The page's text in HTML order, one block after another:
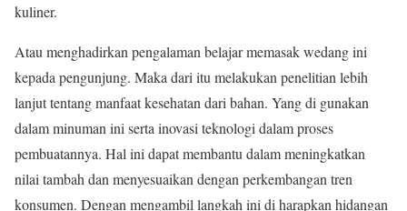
kuliner.
Atau menghadirkan pengalaman belajar memasak wedang ini
kepada pengunjung. Maka dari itu melakukan penelitian lebih
lanjut tentang manfaat kesehatan dari bahan. Yang di gunakan
dalam minuman ini serta inovasi teknologi dalam proses
pembuatannya. Hal ini dapat membantu dalam meningkatkan
nilai tambah dan menyesuaikan dengan perkembangan tren
konsumen. Dengan mengambil langkah ini di harapkan hidangan